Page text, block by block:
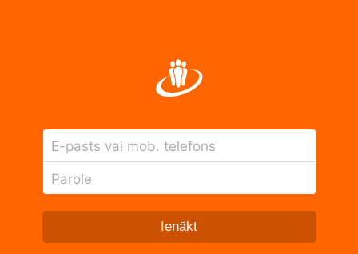
E-pasts vai mob. telefons
Parole
Ienākt